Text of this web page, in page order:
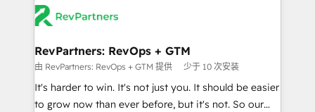
explore whether S2 is the partner you’ve been
looking for...and get your next big initiative moving!
your team, migrate your data, and build AI-powered
your time zone. What we do ➤ Onboarding: Live in
weeks, with workflows built around your business,
not a template. ➤ Migration: Move from any legacy
CRM. Zero downtime, full data integrity. ➤
RevPartners: RevOps + GTM
由 RevPartners: RevOps + GTM 提供 少于 10 次安装
It's harder to win. It's not just you. It should be easier
to grow now than ever before, but it's not. So our